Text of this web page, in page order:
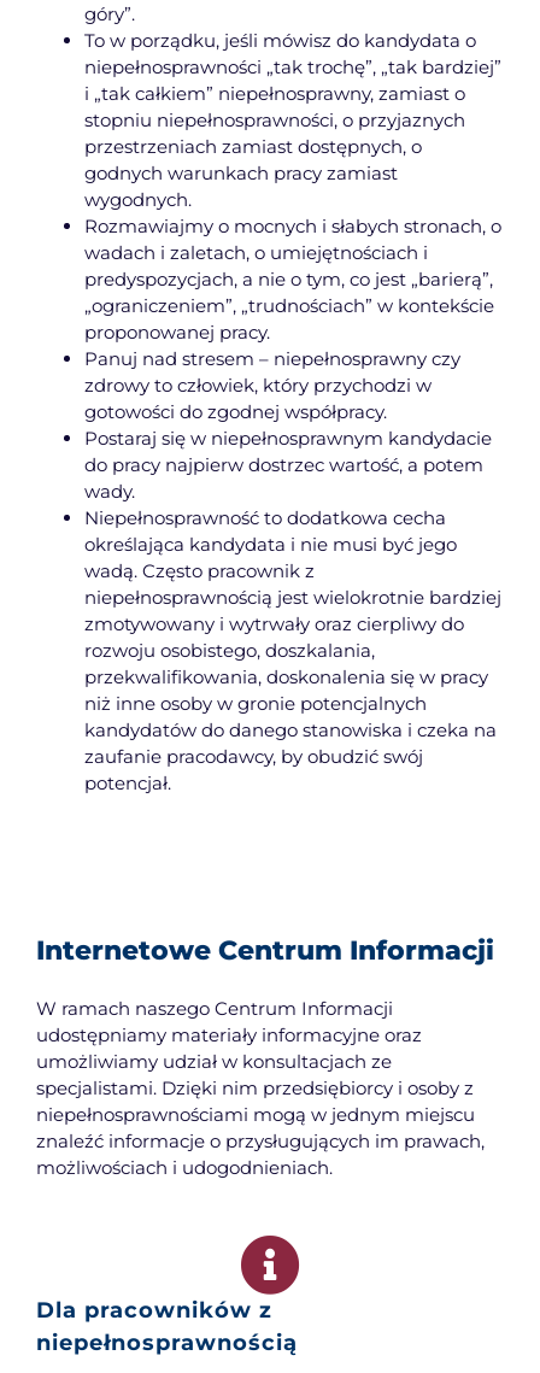
góry”.
To w porządku, jeśli mówisz do kandydata o
niepełnosprawności „tak trochę”, „tak bardziej”
i „tak całkiem” niepełnosprawny, zamiast o
stopniu niepełnosprawności, o przyjaznych
przestrzeniach zamiast dostępnych, o
godnych warunkach pracy zamiast
wygodnych.
Rozmawiajmy o mocnych i słabych stronach, o
wadach i zaletach, o umiejętnościach i
predyspozycjach, a nie o tym, co jest „barierą”,
„ograniczeniem”, „trudnościach” w kontekście
proponowanej pracy.
Panuj nad stresem – niepełnosprawny czy
zdrowy to człowiek, który przychodzi w
gotowości do zgodnej współpracy.
Postaraj się w niepełnosprawnym kandydacie
do pracy najpierw dostrzec wartość, a potem
wady.
Niepełnosprawność to dodatkowa cecha
określająca kandydata i nie musi być jego
wadą. Często pracownik z
niepełnosprawnością jest wielokrotnie bardziej
zmotywowany i wytrwały oraz cierpliwy do
rozwoju osobistego, doszkalania,
przekwalifikowania, doskonalenia się w pracy
niż inne osoby w gronie potencjalnych
kandydatów do danego stanowiska i czeka na
zaufanie pracodawcy, by obudzić swój
potencjał.
Internetowe Centrum Informacji
W ramach naszego Centrum Informacji
udostępniamy materiały informacyjne oraz
umożliwiamy udział w konsultacjach ze
specjalistami. Dzięki nim przedsiębiorcy i osoby z
niepełnosprawnościami mogą w jednym miejscu
znaleźć informacje o przysługujących im prawach,
możliwościach i udogodnieniach.
Dla pracowników z
niepełnosprawnością